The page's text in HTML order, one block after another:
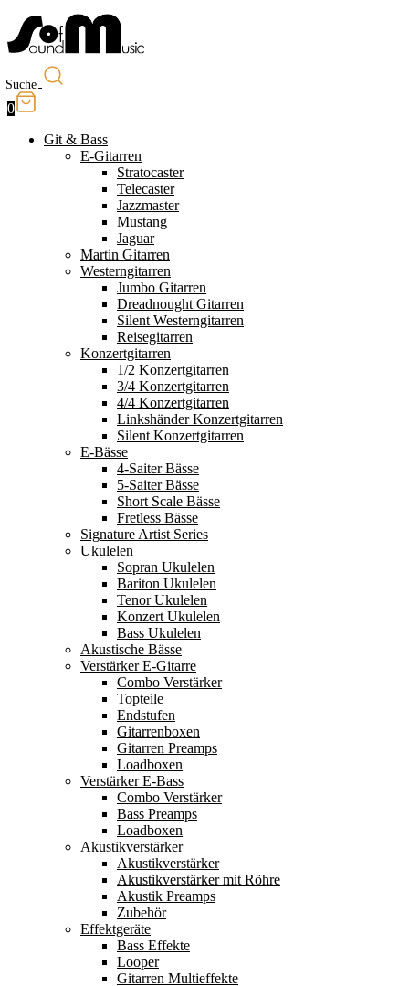
Suche
0
Git & Bass
E-Gitarren
Stratocaster
Telecaster
Jazzmaster
Mustang
Jaguar
Martin Gitarren
Westerngitarren
Jumbo Gitarren
Dreadnought Gitarren
Silent Westerngitarren
Reisegitarren
Konzertgitarren
1/2 Konzertgitarren
3/4 Konzertgitarren
4/4 Konzertgitarren
Linkshänder Konzertgitarren
Silent Konzertgitarren
E-Bässe
4-Saiter Bässe
5-Saiter Bässe
Short Scale Bässe
Fretless Bässe
Signature Artist Series
Ukulelen
Sopran Ukulelen
Bariton Ukulelen
Tenor Ukulelen
Konzert Ukulelen
Bass Ukulelen
Akustische Bässe
Verstärker E-Gitarre
Combo Verstärker
Topteile
Endstufen
Gitarrenboxen
Gitarren Preamps
Loadboxen
Verstärker E-Bass
Combo Verstärker
Bass Preamps
Loadboxen
Akustikverstärker
Akustikverstärker
Akustikverstärker mit Röhre
Akustik Preamps
Zubehör
Effektgeräte
Bass Effekte
Looper
Gitarren Multieffekte